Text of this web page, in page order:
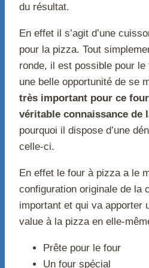
du résultat.
En effet il s’agit d’une
pour la pizza. Tout
ronde, il est possible pour le
une belle opportunité de se
très important pour ce four
véritable connaissance de
pourquoi il dispose d’une
celle-ci.
En effet le four à pizza a le
configuration originale de la
important et qui va apporter
value à la pizza en elle-
Prête pour le four
Un four spécial